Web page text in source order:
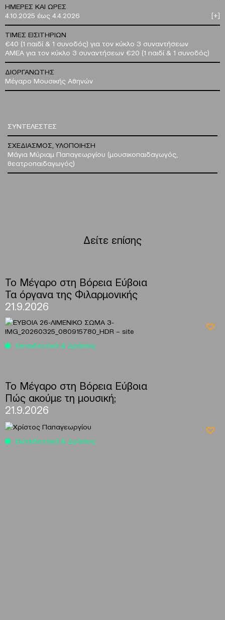
ΗΜΕΡΕΣ ΚΑΙ ΩΡΕΣ
4.10.2025 έως 4.4.2026
[+]
ΤΙΜΕΣ ΕΙΣΙΤΗΡΙΩΝ
€40 (1 παιδί & 1 συνοδός) για τον κύκλο 3 συναντήσεων
AMEA για τον κύκλο 3 συναντήσεων €20 (1 παιδί & 1 συνοδός)
ΔΙΟΡΓΑΝΩΤΗΣ
Μέγαρο Μουσικής Αθηνών
ΣΥΝΤΕΛΕΣΤΕΣ
ΣΧΕΔΙΑΣΜΟΣ, ΥΛΟΠΟΙΗΣΗ
Μάγια Μύριαμ Παπαγεωργίου (μουσικοπαιδαγωγός,
θεατροπαιδαγωγός)
Δείτε επίσης
To Μέγαρο στη Βόρεια Εύβοια
Τα όργανα της Φιλαρμονικής
21.9.2026
Εκπαιδευτικά & Δράσεις
To Μέγαρο στη Βόρεια Εύβοια
Πώς ακούμε τη μουσική;
21.9.2026
Εκπαιδευτικά & Δράσεις